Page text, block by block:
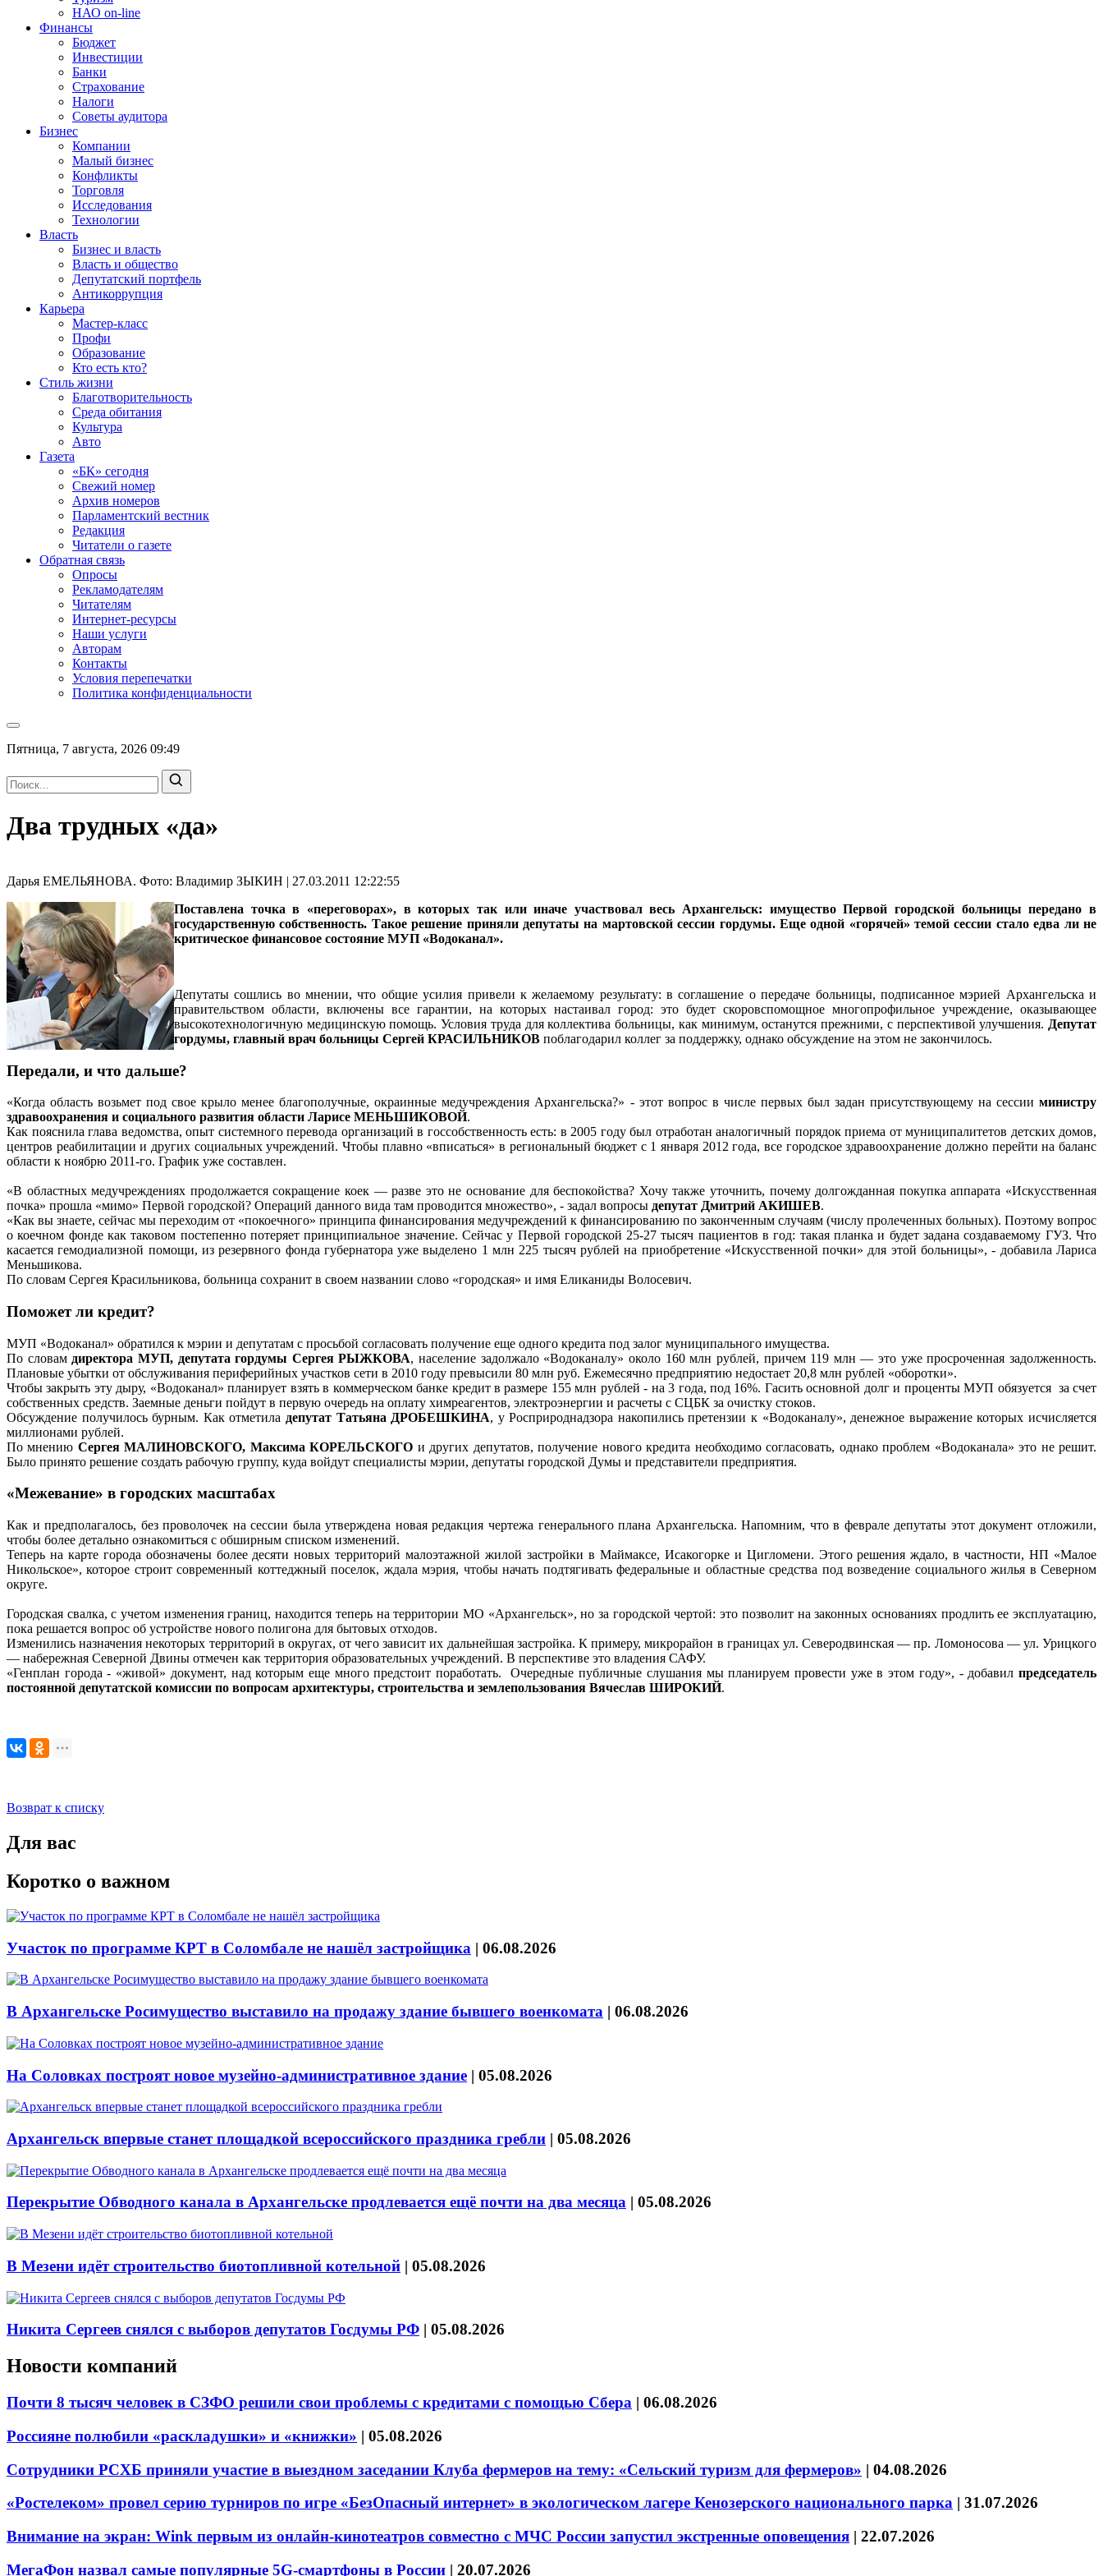
НАО on-line
Финансы
Бюджет
Инвестиции
Банки
Страхование
Налоги
Советы аудитора
Бизнес
Компании
Малый бизнес
Конфликты
Торговля
Исследования
Технологии
Власть
Бизнес и власть
Власть и общество
Депутатский портфель
Антикоррупция
Карьера
Мастер-класс
Профи
Образование
Кто есть кто?
Стиль жизни
Благотворительность
Среда обитания
Культура
Авто
Газета
«БК» сегодня
Свежий номер
Архив номеров
Парламентский вестник
Редакция
Читатели о газете
Обратная связь
Опросы
Рекламодателям
Читателям
Интернет-ресурсы
Наши услуги
Авторам
Контакты
Условия перепечатки
Политика конфиденциальности
Пятница, 7 августа, 2026 09:49
Два трудных «да»
Дарья ЕМЕЛЬЯНОВА. Фото: Владимир ЗЫКИН | 27.03.2011 12:22:55
Поставлена точка в «переговорах», в которых так или иначе участвовал весь Архангельск: имущество Первой городской больницы передано в
государственную собственность. Такое решение приняли депутаты на мартовской сессии гордумы. Еще одной «горячей» темой сессии стало едва ли не
критическое финансовое состояние МУП «Водоканал».
Депутаты сошлись во мнении, что общие усилия привели к желаемому результату: в соглашение о передаче больницы, подписанное мэрией Архангельска и
правительством области, включены все гарантии, на которых настаивал город: это будет скоровспомощное многопрофильное учреждение, оказывающее
высокотехнологичную медицинскую помощь. Условия труда для коллектива больницы, как минимум, останутся прежними, с перспективой улучшения. Депутат
гордумы, главный врач больницы Сергей КРАСИЛЬНИКОВ поблагодарил коллег за поддержку, однако обсуждение на этом не закончилось.
Передали, и что дальше?
«Когда область возьмет под свое крыло менее благополучные, окраинные медучреждения Архангельска?» - этот вопрос в числе первых был задан присутствующему на сессии министру
здравоохранения и социального развития области Ларисе МЕНЬШИКОВОЙ.
Как пояснила глава ведомства, опыт системного перевода организаций в госсобственность есть: в 2005 году был отработан аналогичный порядок приема от муниципалитетов детских домов,
центров реабилитации и других социальных учреждений. Чтобы плавно «вписаться» в региональный бюджет с 1 января 2012 года, все городское здравоохранение должно перейти на баланс
области к ноябрю 2011-го. График уже составлен.
«В областных медучреждениях продолжается сокращение коек — разве это не основание для беспокойства? Хочу также уточнить, почему долгожданная покупка аппарата «Искусственная
почка» прошла «мимо» Первой городской? Операций данного вида там проводится множество», - задал вопросы депутат Дмитрий АКИШЕВ.
«Как вы знаете, сейчас мы переходим от «покоечного» принципа финансирования медучреждений к финансированию по законченным случаям (числу пролеченных больных). Поэтому вопрос
о коечном фонде как таковом постепенно потеряет принципиальное значение. Сейчас у Первой городской 25-27 тысяч пациентов в год: такая планка и будет задана создаваемому ГУЗ. Что
касается гемодиализной помощи, из резервного фонда губернатора уже выделено 1 млн 225 тысяч рублей на приобретение «Искусственной почки» для этой больницы», - добавила Лариса
Меньшикова.
По словам Сергея Красильникова, больница сохранит в своем названии слово «городская» и имя Еликаниды Волосевич.
Поможет ли кредит?
МУП «Водоканал» обратился к мэрии и депутатам с просьбой согласовать получение еще одного кредита под залог муниципального имущества.
По словам директора МУП, депутата гордумы Сергея РЫЖКОВА, население задолжало «Водоканалу» около 160 млн рублей, причем 119 млн — это уже просроченная задолженность.
Плановые убытки от обслуживания периферийных участков сети в 2010 году превысили 80 млн руб. Ежемесячно предприятию недостает 20,8 млн рублей «оборотки».
Чтобы закрыть эту дыру, «Водоканал» планирует взять в коммерческом банке кредит в размере 155 млн рублей - на 3 года, под 16%. Гасить основной долг и проценты МУП обязуется за счет
собственных средств. Заемные деньги пойдут в первую очередь на оплату химреагентов, электроэнергии и расчеты с СЦБК за очистку стоков.
Обсуждение получилось бурным. Как отметила депутат Татьяна ДРОБЕШКИНА, у Росприроднадзора накопились претензии к «Водоканалу», денежное выражение которых исчисляется
миллионами рублей.
По мнению Сергея МАЛИНОВСКОГО, Максима КОРЕЛЬСКОГО и других депутатов, получение нового кредита необходимо согласовать, однако проблем «Водоканала» это не решит.
Было принято решение создать рабочую группу, куда войдут специалисты мэрии, депутаты городской Думы и представители предприятия.
«Межевание» в городских масштабах
Как и предполагалось, без проволочек на сессии была утверждена новая редакция чертежа генерального плана Архангельска. Напомним, что в феврале депутаты этот документ отложили,
чтобы более детально ознакомиться с обширным списком изменений.
Теперь на карте города обозначены более десяти новых территорий малоэтажной жилой застройки в Маймаксе, Исакогорке и Цигломени. Этого решения ждало, в частности, НП «Малое
Никольское», которое строит современный коттеджный поселок, ждала мэрия, чтобы начать подтягивать федеральные и областные средства под возведение социального жилья в Северном
округе.
Городская свалка, с учетом изменения границ, находится теперь на территории МО «Архангельск», но за городской чертой: это позволит на законных основаниях продлить ее эксплуатацию,
пока решается вопрос об устройстве нового полигона для бытовых отходов.
Изменились назначения некоторых территорий в округах, от чего зависит их дальнейшая застройка. К примеру, микрорайон в границах ул. Северодвинская — пр. Ломоносова — ул. Урицкого
— набережная Северной Двины отмечен как территория образовательных учреждений. В перспективе это владения САФУ.
«Генплан города - «живой» документ, над которым еще много предстоит поработать. Очередные публичные слушания мы планируем провести уже в этом году», - добавил председатель
постоянной депутатской комиссии по вопросам архитектуры, строительства и землепользования Вячеслав ШИРОКИЙ.
Возврат к списку
Для вас
Коротко о важном
Участок по программе КРТ в Соломбале не нашёл застройщика | 06.08.2026
В Архангельске Росимущество выставило на продажу здание бывшего военкомата | 06.08.2026
На Соловках построят новое музейно-административное здание | 05.08.2026
Архангельск впервые станет площадкой всероссийского праздника гребли | 05.08.2026
Перекрытие Обводного канала в Архангельске продлевается ещё почти на два месяца | 05.08.2026
В Мезени идёт строительство биотопливной котельной | 05.08.2026
Никита Сергеев снялся с выборов депутатов Госдумы РФ | 05.08.2026
Новости компаний
Почти 8 тысяч человек в СЗФО решили свои проблемы с кредитами с помощью Сбера | 06.08.2026
Россияне полюбили «раскладушки» и «книжки» | 05.08.2026
Сотрудники РСХБ приняли участие в выездном заседании Клуба фермеров на тему: «Сельский туризм для фермеров» | 04.08.2026
«Ростелеком» провел серию турниров по игре «БезОпасный интернет» в экологическом лагере Кенозерского национального парка | 31.07.2026
Внимание на экран: Wink первым из онлайн-кинотеатров совместно с МЧС России запустил экстренные оповещения | 22.07.2026
МегаФон назвал самые популярные 5G-смартфоны в России | 20.07.2026